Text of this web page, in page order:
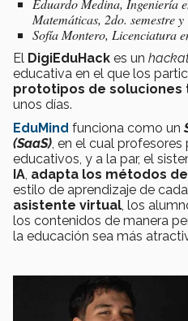
Eduardo Medina, Ingeniería
Matemáticas, 2do. semestre y
Sofía Montero, Licenciatura
El DigiEduHack es un
educativa en el que los
prototipos de soluciones
unos días.
EduMind funciona como un
(SaaS) , en el cual
educativos, y a la par, el
IA adapta los métodos
estilo de aprendizaje de
asistente virtual , los
los contenidos de manera
la educación sea más